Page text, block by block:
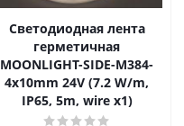
Светодиодная лента
герметичная
MOONLIGHT-SIDE-M384-
4x10mm 24V (7.2 W/m,
IP65, 5m, wire x1)